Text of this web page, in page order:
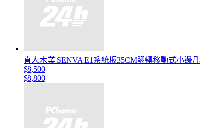
直人木業 SENVA E1系統板35CM翻轉移動式小邊几
$8,500
$8,800